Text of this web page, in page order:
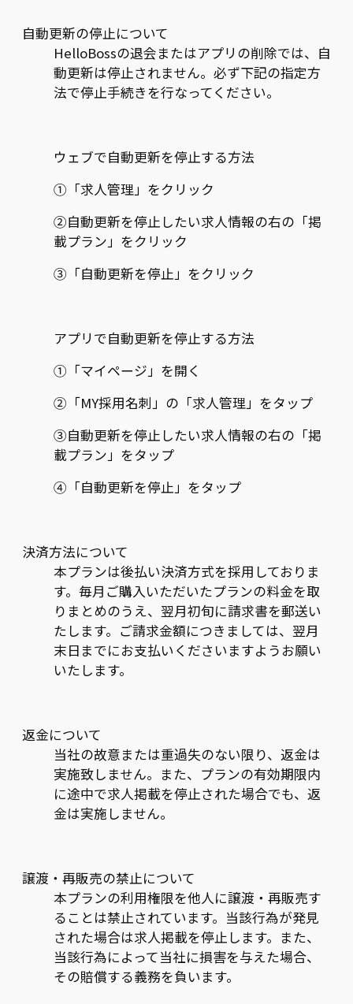
自動更新の停止について
HelloBossの退会またはアプリの削除では、自
動更新は停止されません。必ず下記の指定方
法で停止手続きを行なってください。
ウェブで自動更新を停止する方法
①「求人管理」をクリック
②自動更新を停止したい求人情報の右の「掲
載プラン」をクリック
③「自動更新を停止」をクリック
アプリで自動更新を停止する方法
①「マイページ」を開く
②「MY採用名刺」の「求人管理」をタップ
③自動更新を停止したい求人情報の右の「掲
載プラン」をタップ
④「自動更新を停止」をタップ
決済方法について
本プランは後払い決済方式を採用しておりま
す。毎月ご購入いただいたプランの料金を取
りまとめのうえ、翌月初旬に請求書を郵送い
たします。ご請求金額につきましては、翌月
末日までにお支払いくださいますようお願い
いたします。
返金について
当社の故意または重過失のない限り、返金は
実施致しません。また、プランの有効期限内
に途中で求人掲載を停止された場合でも、返
金は実施しません。
譲渡・再販売の禁止について
本プランの利用権限を他人に譲渡・再販売す
ることは禁止されています。当該行為が発見
された場合は求人掲載を停止します。また、
当該行為によって当社に損害を与えた場合、
その賠償する義務を負います。